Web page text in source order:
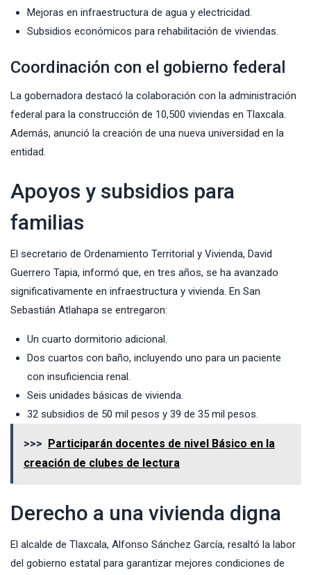
Mejoras en infraestructura de agua y electricidad.
Subsidios económicos para rehabilitación de viviendas.
Coordinación con el gobierno federal
La gobernadora destacó la colaboración con la administración
federal para la construcción de 10,500 viviendas en Tlaxcala.
Además, anunció la creación de una nueva universidad en la
entidad.
Apoyos y subsidios para
familias
El secretario de Ordenamiento Territorial y Vivienda, David
Guerrero Tapia, informó que, en tres años, se ha avanzado
significativamente en infraestructura y vivienda. En San
Sebastián Atlahapa se entregaron:
Un cuarto dormitorio adicional.
Dos cuartos con baño, incluyendo uno para un paciente
con insuficiencia renal.
Seis unidades básicas de vivienda.
32 subsidios de 50 mil pesos y 39 de 35 mil pesos.
>>>
Participarán docentes de nivel Básico en la
creación de clubes de lectura
Derecho a una vivienda digna
El alcalde de Tlaxcala, Alfonso Sánchez García, resaltó la labor
del gobierno estatal para garantizar mejores condiciones de